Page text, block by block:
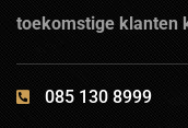
toekomstige klanten
085 130 8999